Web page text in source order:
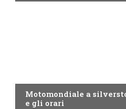
Motomondiale a
e gli orari